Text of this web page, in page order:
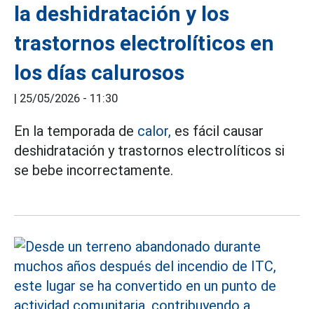
la deshidratación y los
trastornos electrolíticos en
los días calurosos
| 25/05/2026 - 11:30
En la temporada de calor, es fácil causar
deshidratación y trastornos electrolíticos si
se bebe incorrectamente.